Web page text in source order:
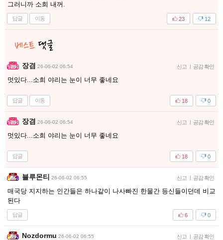
그러니까 소희 내꺼.
답글 이동 12
23
장겸 26-06-02 06:54 신고 | 공감 확인
멋있다...소희 야리는 눈이 너무 좋네요
답글 이동 0
18
장겸 26-06-02 06:54 신고 | 공감 확인
멋있다...소희 야리는 눈이 너무 좋네요
답글 0
18
블루몬티 26-06-02 06:55 신고 | 공감 확인
매국당 지지하는 인간들은 하나같이 나사빠진 한물간 등신들이던데 비교
된다
답글 0
6
Nozdormu 26-06-02 06:55 신고 | 공감 확인